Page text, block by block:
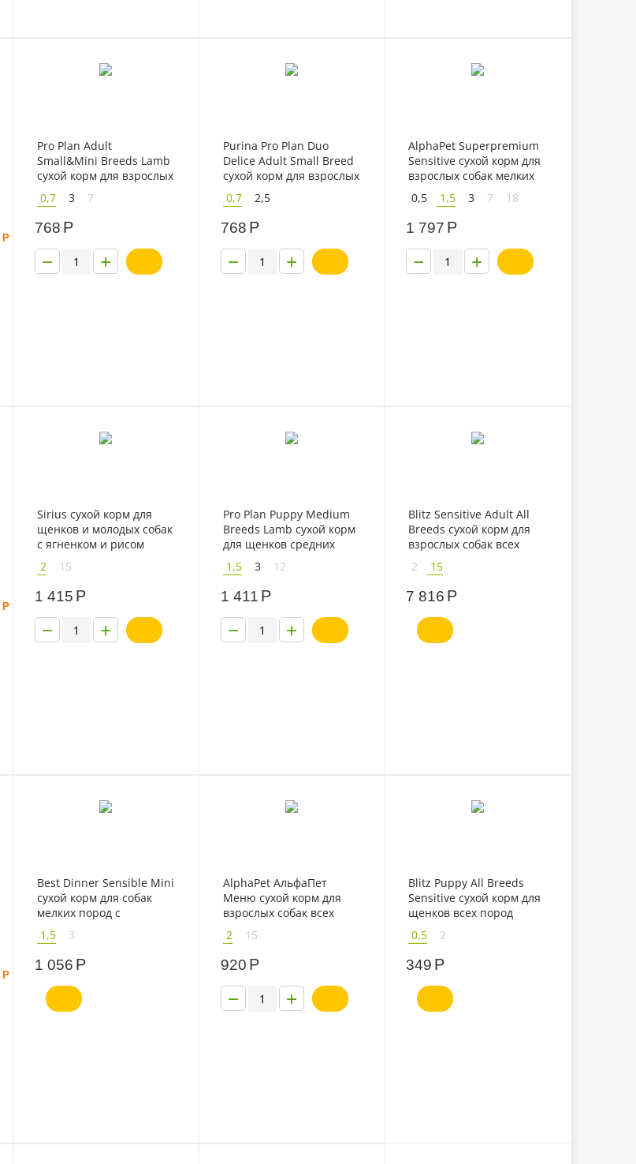
Р
Pro Plan Adult
Small&Mini Breeds Lamb
сухой корм для взрослых
собак мелких пород с
ягненком
0,7 3 7
768 Р
+
−
Purina Pro Plan Duo
Delice Adult Small Breed
сухой корм для взрослых
собак мелких пород с
говядиной и рисом
0,7 2,5
768 Р
+
−
AlphaPet Superpremium
Sensitive сухой корм для
взрослых собак мелких
пород с чувствительным
пищеварением с
ягненком и рисом
0,5 1,5 3 7 18
1 797 Р
+
−
Р
Sirius сухой корм для
щенков и молодых собак
с ягненком и рисом
2
15
1 415 Р
+
−
Pro Plan Puppy Medium
Breeds Lamb сухой корм
для щенков средних
пород с ягненком
1,5 3 12
1 411 Р
+
−
Blitz Sensitive Adult All
Breeds сухой корм для
взрослых собак всех
поород с ягненком и
рисом
2 15
7 816 Р
Р
Best Dinner Sensible Mini
сухой корм для собак
мелких пород с
чувствительным
пищеварением ягненок
с томатами
1,5 3
1 056 Р
AlphaPet АльфаПет
Меню сухой корм для
взрослых собак всех
пород с говядиной
2 15
920 Р
+
−
Blitz Puppy All Breeds
Sensitive сухой корм для
щенков всех пород
ягненок, рис
0,5 2
349 Р